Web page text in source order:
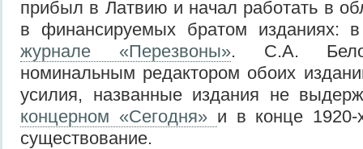
прибыл в Латвию и начал работать в
в финансируемых братом изданиях:
журнале «Перезвоны». С.А.
номинальным редактором обоих
усилия, названные издания не
концерном «Сегодня» и в конце 1920-
существование.